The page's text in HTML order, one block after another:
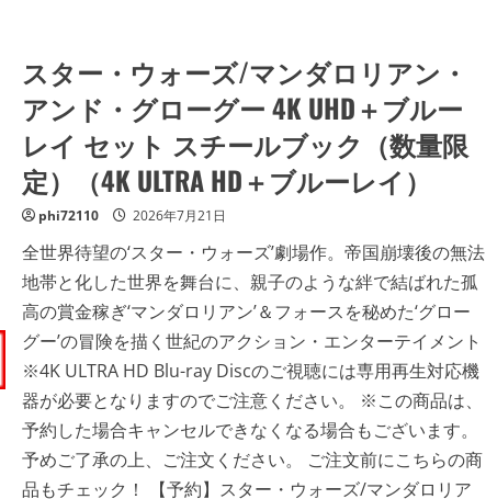
ズ/
マ
ダ
リ
ア
ン・
ア
ン
ド・
ロ
ー
グ
ー
ブ
ル
ー
レ
イ
DVD
セ
ッ
ト
（Blu-
ray
スター・ウォーズ/マンダロリアン・
アンド・グローグー 4K UHD＋ブルー
レイ セット スチールブック（数量限
定）（4K ULTRA HD＋ブルーレイ）
phi72110 2026年7月21日
全世界待望の‘スター・ウォーズ’劇場作。帝国崩壊後の無法
地帯と化した世界を舞台に、親子のような絆で結ばれた孤
高の賞金稼ぎ‘マンダロリアン’＆フォースを秘めた‘グロー
グー’の冒険を描く世紀のアクション・エンターテイメント
※4K ULTRA HD Blu-ray Discのご視聴には専用再生対応機
器が必要となりますのでご注意ください。 ※この商品は、
予約した場合キャンセルできなくなる場合もございます。
予めご了承の上、ご注文ください。 ご注文前にこちらの商
品もチェック！ 【予約】スター・ウォーズ/マンダロリア